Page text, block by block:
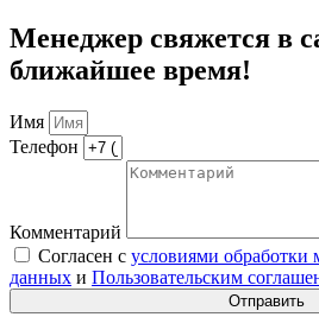
Менеджер свяжется в
ближайшее время!
Имя
Телефон
Комментарий
Согласен с условиями обработки
данных и Пользовательским
Отправить